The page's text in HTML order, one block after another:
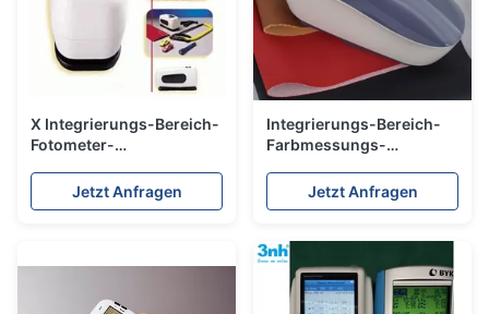
X Integrierungs-Bereich-
Fotometer-
optische Geometrie des
Ritus-Sp64 D/8°
Jetzt Anfragen
Integrierungs-Bereich-
Farbmessungs-
Bluetooth YS3060 Silk
Jetzt Anfragen